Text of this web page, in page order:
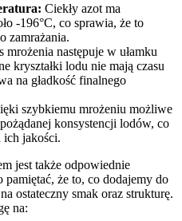
Ciekły azot ma‌
-196°C, co ⁤sprawia, że to
zamrażania.
mrożenia następuje ‌w ułamku
kryształki lodu⁢ nie mają czasu
na gładkość finalnego
szybkiemu mrożeniu ‌możliwe
konsystencji lodów, ‌co
ich jakości.
jest także odpowiednie
że‍ to, co dodajemy do
ostateczny​ smak⁢ oraz strukturę.
na: